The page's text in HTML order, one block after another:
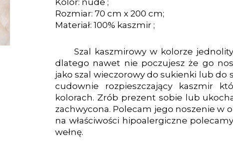
Kolor: nude ;
Rozmiar: 70 cm x 200 cm;
Materiał: 100% kaszmir ;
Szal kaszmirowy w kolorze
dlatego nawet nie poczujesz że go
jako szal wieczorowy do sukienki lub do
cudownie rozpieszczający kaszmir
kolorach. Zrób prezent sobie lub
zachwycona. Polecam jego noszenie w
na właściwości hipoalergiczne
wełnę.